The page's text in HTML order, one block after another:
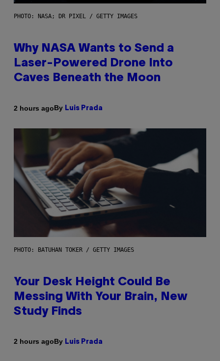
PHOTO: NASA; DR PIXEL / GETTY IMAGES
Why NASA Wants to Send a
Laser-Powered Drone Into
Caves Beneath the Moon
2 hours agoBy Luis Prada
PHOTO: BATUHAN TOKER / GETTY IMAGES
Your Desk Height Could Be
Messing With Your Brain, New
Study Finds
2 hours agoBy Luis Prada